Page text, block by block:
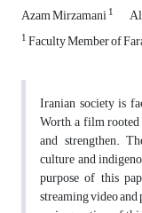
Azam Mirzamani1
1Faculty Member of
Iranian society is
Worth, a film
and strengthen.
culture and
purpose of this
streaming video